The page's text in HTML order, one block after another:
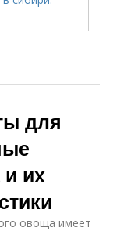
для
их
овоща имеет